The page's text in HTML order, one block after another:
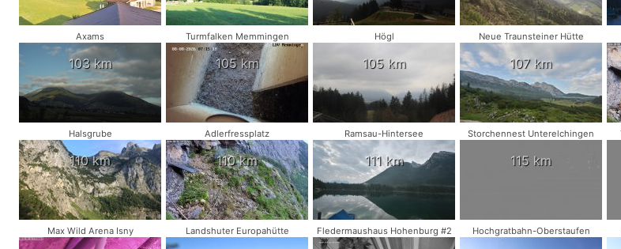
Axams
103 km
Turmfalken Memmingen
105 km
Högl
105 km
Neue Traunsteiner Hütte
107 km
Halsgrube
110 km
Adlerfressplatz
110 km
Ramsau-Hintersee
111 km
Storchennest Unterelchingen
115 km
Max Wild Arena Isny Landshuter Europahütte Fledermaushaus Hohenburg #2 Hochgratbahn-Oberstaufen